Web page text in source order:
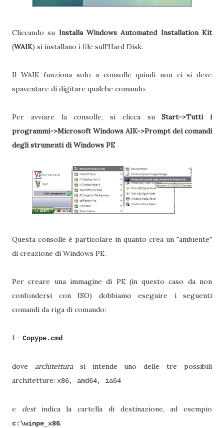
Cliccando su Installa Windows Automated Installation Kit
(WAIK) si installano i file sull'Hard Disk.
Il WAIK funziona solo a consolle quindi non ci si deve
spaventare di digitare qualche comando.
Per avviare la consolle, si clicca suStart->Tutti i
programmi->Microsoft Windows AIK->Prompt dei comandi
degli strumenti di Windows PE
Questa consolle è particolare in quanto crea un "ambiente"
di creazione di Windows PE.
Per creare una immagine di PE (in questo caso da non
confondersi con ISO) dobbiamo eseguire i seguenti
comandi da riga di comando:
1 - Copype.cmd
dove architetturasi intende uno delle tre possibili
architetture: x86, amd64, ia64
e destindica la cartella di destinazione, ad esempio
c:\winpe_x86.